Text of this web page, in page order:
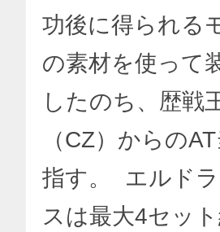
功後に得られる
の素材を使って
したのち、歴戦
（CZ）からの
指す。 エルド
スは最大4セッ